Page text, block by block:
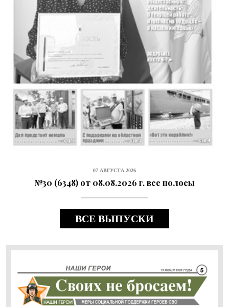
07 АВГУСТА 2026
№30 (6348) от 08.08.2026 г. все полосы
ВСЕ ВЫПУСКИ